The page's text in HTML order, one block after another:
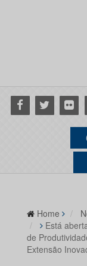
Facebook
Twitter Flickr
Home
Está
de
Extensão